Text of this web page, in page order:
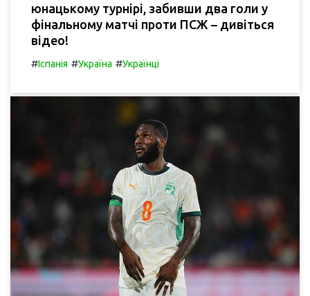
юнацькому турнірі, забивши два голи у
фінальному матчі проти ПСЖ – дивіться
відео!
#Іспанія #Україна #Українці